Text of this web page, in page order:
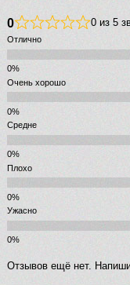
0 0 из 5
Отлично
Очень хорошо
Средне
Плохо
Ужасно
Отзывов ещё нет.